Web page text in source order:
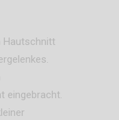
Hautschnitt
eingebracht.